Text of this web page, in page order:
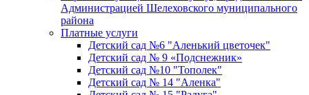
Администрацией Шелеховского муниципального
района
Платные услуги
Детский сад №6 "Аленький цветочек"
Детский сад № 9 «Подснежник»
Детский сад №10 "Тополек"
Детский сад № 14 "Аленка"